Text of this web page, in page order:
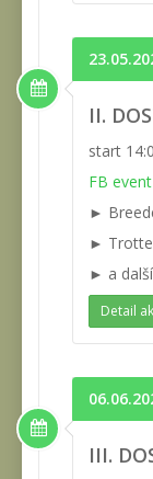
II.
start
FB event
►
►
► a
Detail
III.